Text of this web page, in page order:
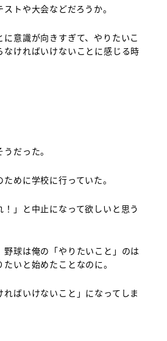
トや大会などだろうか。
意識が向きすぎて、やりたいこ
なければいけないことに感じる時
だった。
めに学校に行っていた。
」と中止になって欲しいと思う
野球は俺の「やりたいこと」のは
いと始めたことなのに。
ばいけないこと」になってしま